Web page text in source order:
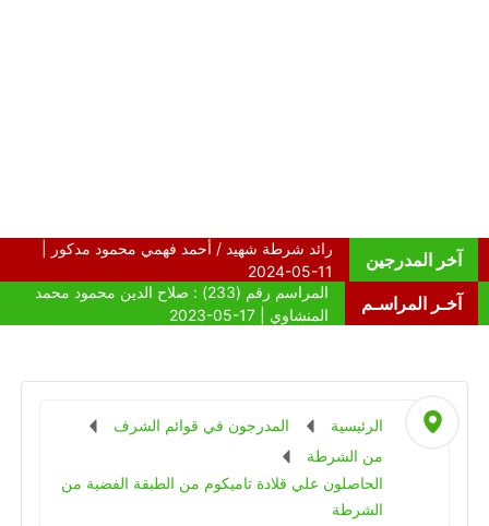
آخر المدرجين
آخـر المراسـم
الرئيسية
المدرجون في قوائم الشرف
من الشرطة
الحاصلون علي قلادة تاميكوم من الطبقة الفضية من
الشرطة